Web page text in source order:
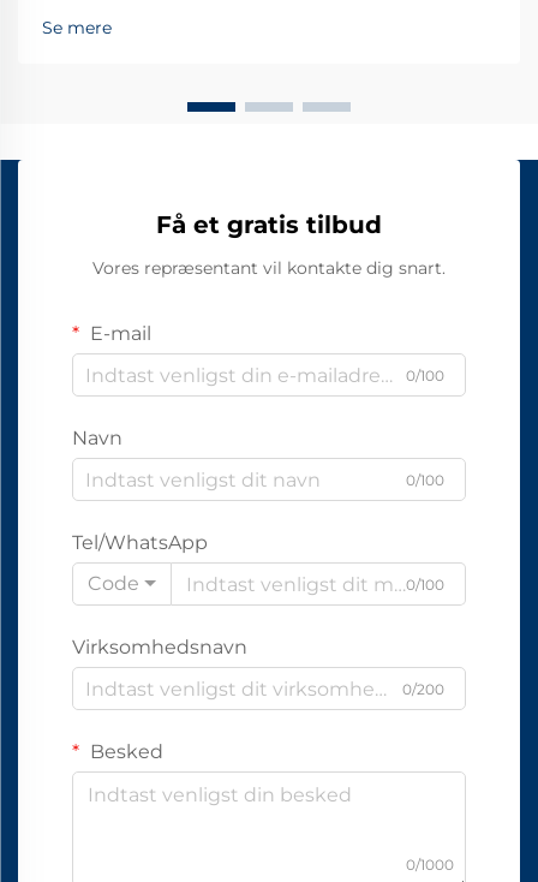
Se mere
Få et gratis tilbud
Vores repræsentant vil kontakte dig snart.
E-mail
0/100
Navn
0/100
Tel/WhatsApp
Code
0/100
Virksomhedsnavn
0/200
Besked
0/1000